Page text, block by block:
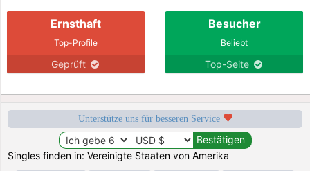
Ernsthaft
Top-Profile
Geprüft
Besucher
Beliebt
Top-Seite
Unterstütze uns für besseren Service
Singles finden in: Vereinigte Staaten von Amerika